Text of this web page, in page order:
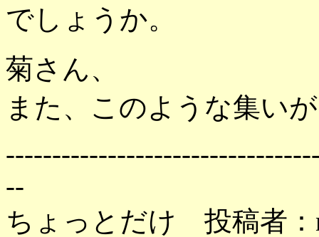
でしょうか。
菊さん、
また、このような集い
--
ちょっとだけ 投稿者